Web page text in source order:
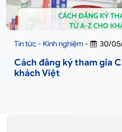
Tin tức - Kinh nghiệm - 30/
Cách đăng ký tham gia
khách Việt